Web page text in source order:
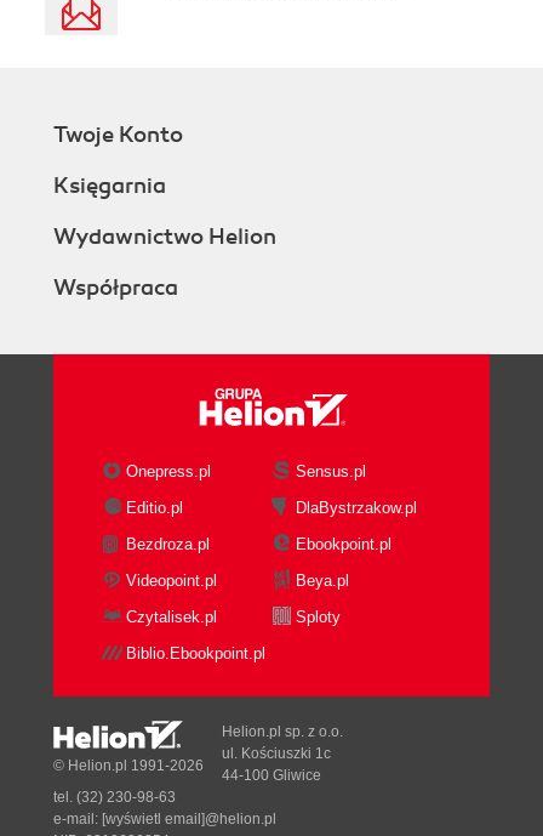
Twoje Konto
Księgarnia
Wydawnictwo Helion
Współpraca
Onepress.pl
Sensus.pl
Editio.pl
DlaBystrzakow.pl
Bezdroza.pl
Ebookpoint.pl
Videopoint.pl
Beya.pl
Czytalisek.pl
Sploty
Biblio.Ebookpoint.pl
© Helion.pl 1991-2026
Helion.pl sp. z o.o.
ul. Kościuszki 1c
44-100 Gliwice
tel. (32) 230-98-63
e-mail: [wyświetl email]@helion.pl